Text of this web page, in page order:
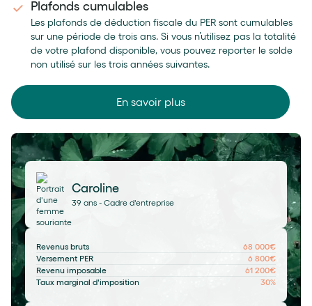
Plafonds cumulables
Les plafonds de déduction fiscale du PER sont cumulables
sur une période de trois ans. Si vous n’utilisez pas la totalité
de votre plafond disponible, vous pouvez reporter le solde
non utilisé sur les trois années suivantes.
En savoir plus
Caroline
39 ans - Cadre d'entreprise
Revenus bruts
68 000€
Versement PER
6 800€
Revenu imposable
61 200€
Taux marginal d'imposition
30%